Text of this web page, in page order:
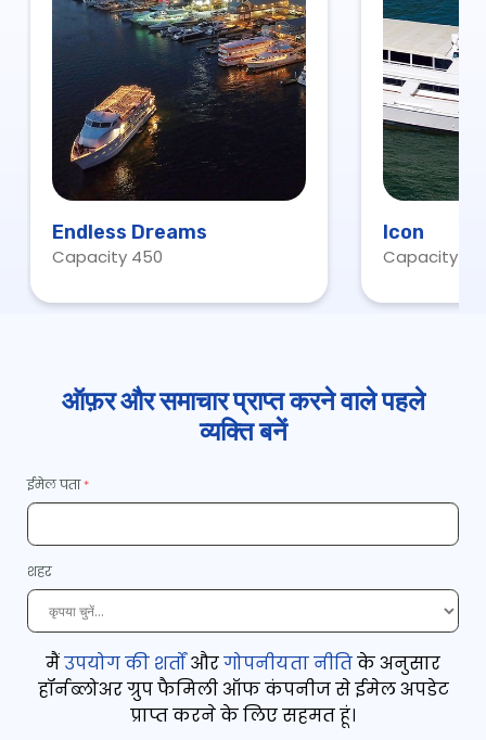
Endless Dreams
Capacity 450
Icon
Capacity
ऑफ़र और समाचार प्राप्त करने वाले पहले
व्यक्ति बनें
ईमेल पता
शहर
मैंउपयोग की शर्तोंऔरगोपनीयता नीतिके अनुसार
हॉर्नब्लोअर ग्रुप फैमिली ऑफ कंपनीज से ईमेल अपडेट
प्राप्त करने के लिए सहमतहूं।